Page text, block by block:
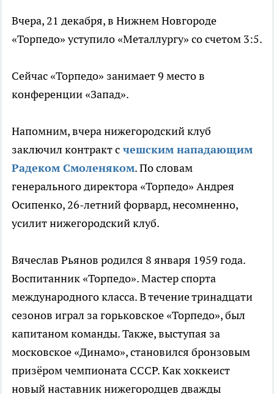
Вчера, 21 декабря, в Нижнем Новгороде
«Торпедо» уступило «Металлургу» со счетом 3:5.
Сейчас «Торпедо» занимает 9 место в
конференции «Запад».
Напомним, вчера нижегородский клуб
заключил контракт с чешским нападающим
Радеком Смоленяком. По словам
генерального директора «Торпедо» Андрея
Осипенко, 26-летний форвард, несомненно,
усилит нижегородский клуб.
Вячеслав Рьянов родился 8 января 1959 года.
Воспитанник «Торпедо». Мастер спорта
международного класса. В течение тринадцати
сезонов играл за горьковское «Торпедо», был
капитаном команды. Также, выступая за
московское «Динамо», становился бронзовым
призёром чемпионата СССР. Как хоккеист
новый наставник нижегородцев дважды